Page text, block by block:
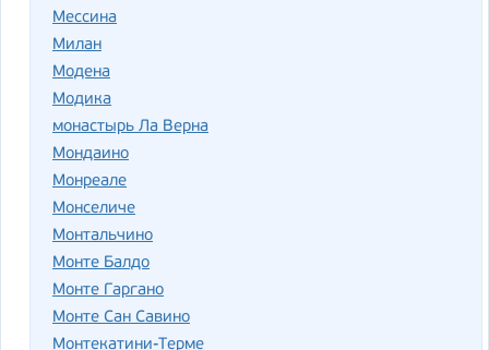
Мессина
Милан
Модена
Модика
монастырь Ла Верна
Мондаино
Монреале
Монселиче
Монтальчино
Монте Балдо
Монте Гаргано
Монте Сан Савино
Монтекатини-Терме